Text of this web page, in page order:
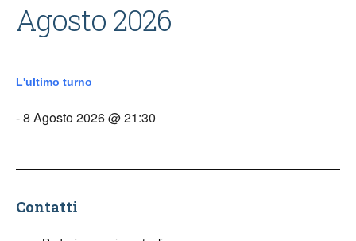
Agosto 2026
L'ultimo turno
- 8 Agosto 2026 @ 21:30
Contatti